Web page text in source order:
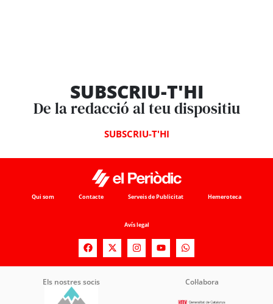
SUBSCRIU-T'HI
De la redacció al teu dispositiu
SUBSCRIU-T'HI
Qui som Contacte Serveis de Publicitat Hemeroteca
Avís legal
Els nostres socis Col·labora